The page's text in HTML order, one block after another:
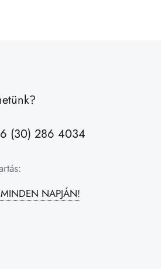
(30) 286 4034
NAPJÁN!